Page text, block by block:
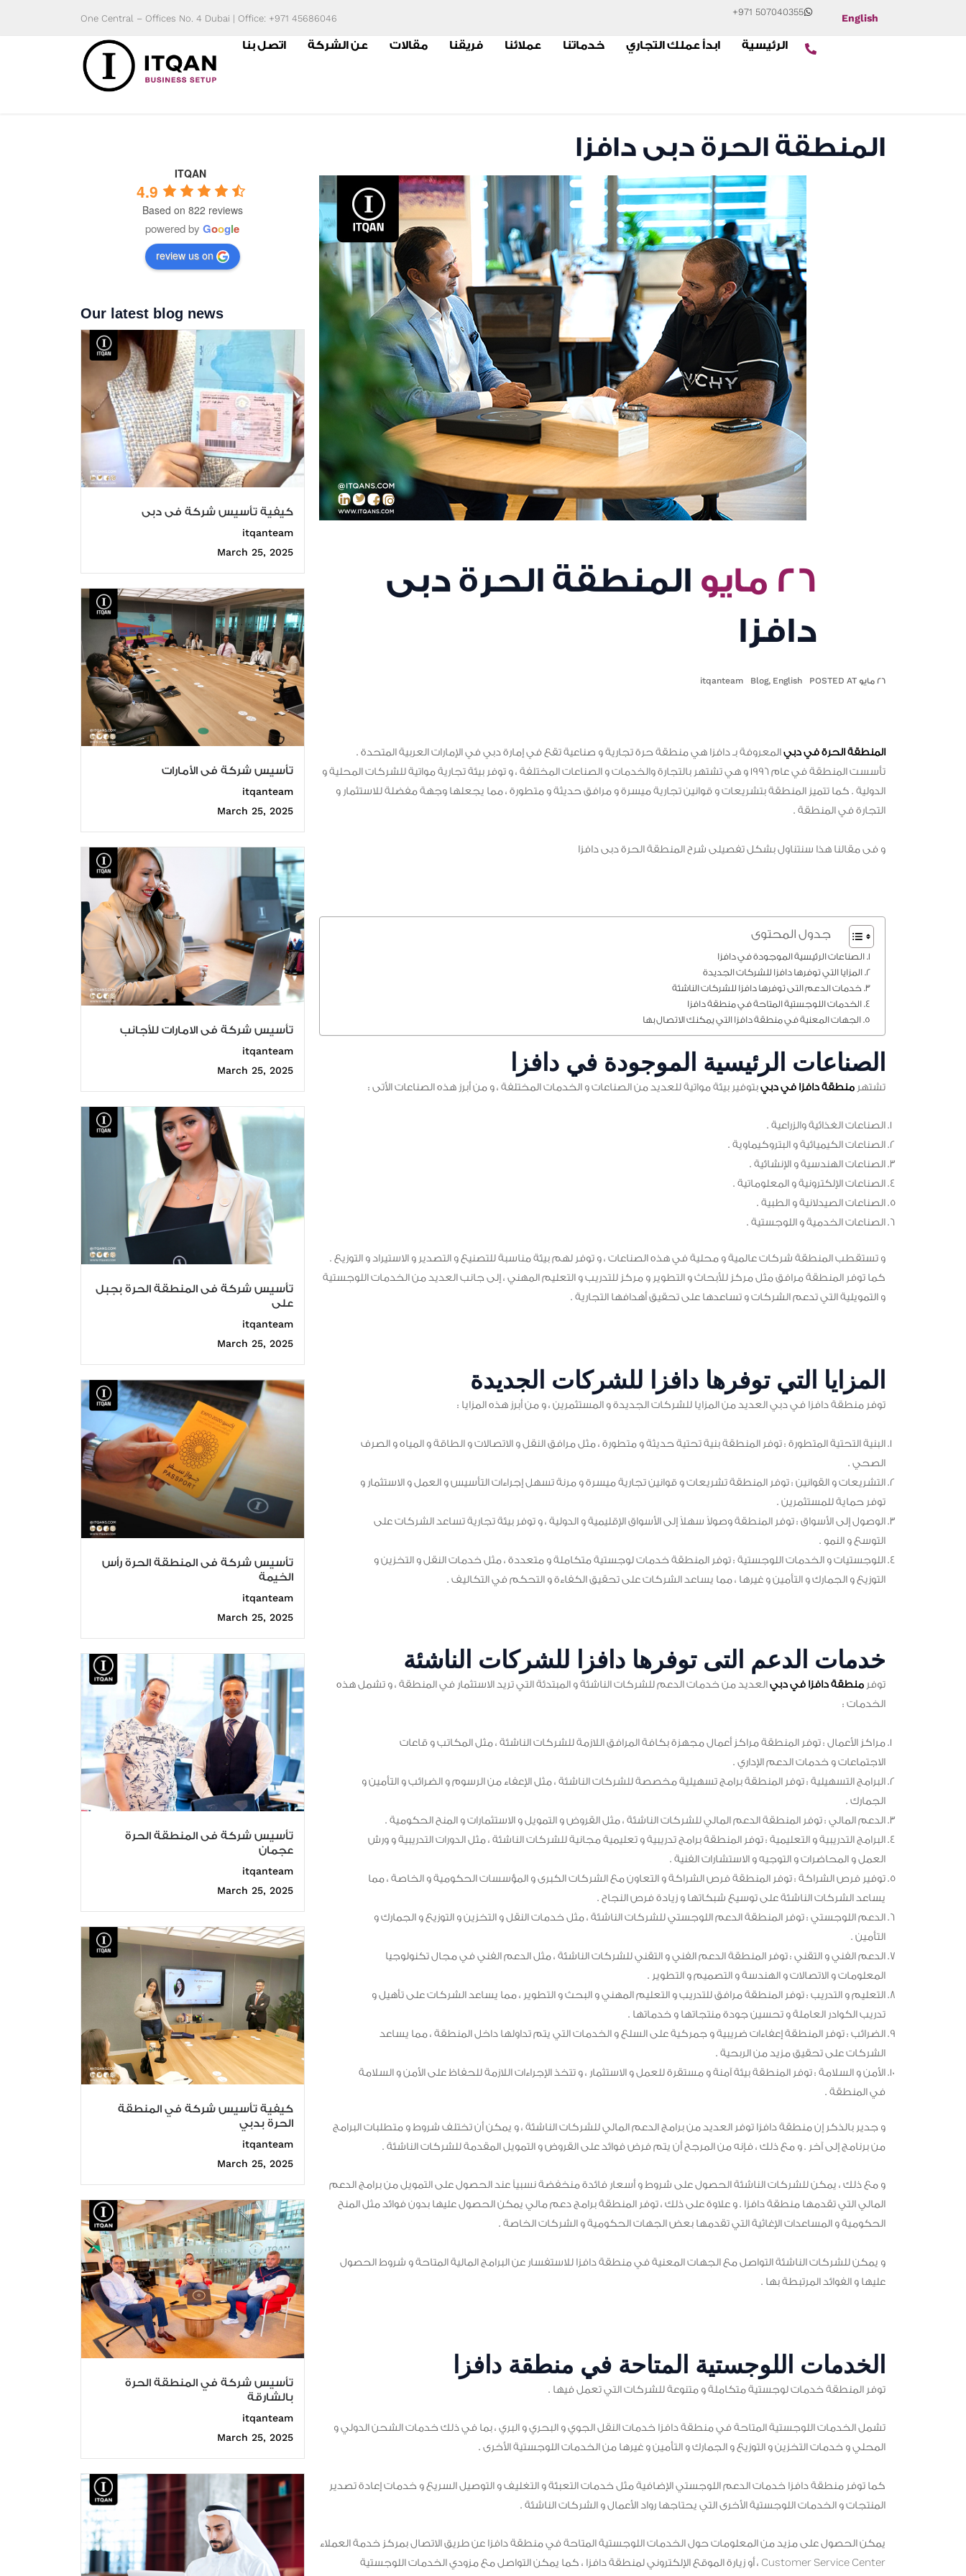
English
+971 507040355
One Central – Offices No. 4 Dubai | Office: +971 45686046
الرئيسية ابدأ عملك التجاري خدماتنا عملائنا فريقنا مقالات عن الشركة اتصل بنا
المنطقة الحرة دبى دافزا
٢٦ مايو
المنطقة الحرة دبى
دافزا
٢٦ مايو POSTED AT Blog, English
itqanteam
المنطقة الحرة في دبيالمعروفة بـ دافزا هي منطقة حرة تجارية و صناعية تقع في إمارة دبي في الإمارات العربية المتحدة .
تأسست المنطقة في عام 1996 و هي تشتهر بالتجارة والخدمات و الصناعات المختلفة ، و توفر بيئة تجارية مواتية للشركات المحلية و
الدولية . كما تتميز المنطقة بتشريعات و قوانين تجارية ميسرة و مرافق حديثة و متطورة ، مما يجعلها وجهة مفضلة للاستثمار و
التجارة في المنطقة .
و فى مقالنا هذا سنتناول بشكل تفصيلى شرح المنطقة الحرة دبى دافزا
جدول المحتوى
الصناعات الرئيسية الموجودة في دافزا
المزايا التي توفرها دافزا للشركات الجديدة
خدمات الدعم التى توفرها دافزا للشركات الناشئة
الخدمات اللوجستية المتاحة في منطقة دافزا
الجهات المعنية في منطقة دافزا التي يمكنك الاتصال بها
الصناعات الرئيسية الموجودة في دافزا
تشتهر منطقة دافزا في دبيبتوفير بيئة مواتية للعديد من الصناعات و الخدمات المختلفة ، و من أبرز هذه الصناعات الأتى :
الصناعات الغذائية والزراعية .
الصناعات الكيميائية و البتروكيماوية .
الصناعات الهندسية و الإنشائية .
الصناعات الإلكترونية و المعلوماتية .
الصناعات الصيدلانية و الطبية .
الصناعات الخدمية و اللوجستية .
و تستقطب المنطقة شركات عالمية و محلية في هذه الصناعات ، و توفر لهم بيئة مناسبة للتصنيع و التصدير و الاستيراد و التوزيع .
كما توفر المنطقة مرافق مثل مركز للأبحاث و التطوير و مركز للتدريب و التعليم المهني ، إلى جانب العديد من الخدمات اللوجستية
و التمويلية التي تدعم الشركات و تساعدها على تحقيق أهدافها التجارية .
المزايا التي توفرها دافزا للشركات الجديدة
توفر منطقة دافزا في دبي العديد من المزايا للشركات الجديدة و المستثمرين ، و من أبرز هذه المزايا :
البنية التحتية المتطورة : توفر المنطقة بنية تحتية حديثة و متطورة ، مثل مرافق النقل و الاتصالات و الطاقة و المياه و الصرف
الصحي .
التشريعات و القوانين : توفر المنطقة تشريعات و قوانين تجارية ميسرة و مرنة تسهل إجراءات التأسيس و العمل و الاستثمار و
توفر حماية للمستثمرين .
الوصول إلى الأسواق : توفر المنطقة وصولاً سهلاً إلى الأسواق الإقليمية و الدولية ، و توفر بيئة تجارية تساعد الشركات على
التوسع و النمو .
اللوجستيات و الخدمات اللوجستية : توفر المنطقة خدمات لوجستية متكاملة و متعددة ، مثل خدمات النقل و التخزين و
التوزيع و الجمارك و التأمين و غيرها ، مما يساعد الشركات على تحقيق الكفاءة و التحكم في التكاليف .
خدمات الدعم التى توفرها دافزا للشركات الناشئة
توفر منطقة دافزا في دبيالعديد من خدمات الدعم للشركات الناشئة و المبتدئة التي تريد الاستثمار في المنطقة ، و تشمل هذه
الخدمات :
مراكز الأعمال : توفر المنطقة مراكز أعمال مجهزة بكافة المرافق اللازمة للشركات الناشئة ، مثل المكاتب و قاعات
الاجتماعات و خدمات الدعم الإداري .
البرامج التسهيلية : توفر المنطقة برامج تسهيلية مخصصة للشركات الناشئة ، مثل الإعفاء من الرسوم و الضرائب و التأمين و
الجمارك .
الدعم المالي : توفر المنطقة الدعم المالي للشركات الناشئة ، مثل القروض و التمويل و الاستثمارات و المنح الحكومية .
البرامج التدريبية و التعليمية : توفر المنطقة برامج تدريبية و تعليمية مجانية للشركات الناشئة ، مثل الدورات التدريبية و ورش
العمل و المحاضرات و التوجيه و الاستشارات الفنية .
توفير فرص الشراكة : توفر المنطقة فرص الشراكة و التعاون مع الشركات الكبرى و المؤسسات الحكومية و الخاصة ، مما
يساعد الشركات الناشئة على توسيع شبكاتها و زيادة فرص النجاح .
الدعم اللوجستي : توفر المنطقة الدعم اللوجستي للشركات الناشئة ، مثل خدمات النقل و التخزين و التوزيع و الجمارك و
التأمين .
الدعم الفني و التقني : توفر المنطقة الدعم الفني و التقني للشركات الناشئة ، مثل الدعم الفني في مجال تكنولوجيا
المعلومات و الاتصالات و الهندسة و التصميم و التطوير .
التعليم و التدريب : توفر المنطقة مرافق للتدريب و التعليم المهني و البحث و التطوير ، مما يساعد الشركات على تأهيل و
تدريب الكوادر العاملة و تحسين جودة منتجاتها و خدماتها .
الضرائب : توفر المنطقة إعفاءات ضريبية و جمركية على السلع و الخدمات التي يتم تداولها داخل المنطقة ، مما يساعد
الشركات على تحقيق مزيد من الربحية .
الأمن و السلامة : توفر المنطقة بيئة آمنة و مستقرة للعمل و الاستثمار ، و تتخذ الإجراءات اللازمة للحفاظ على الأمن و السلامة
في المنطقة .
و جدير بالذكر إن منطقة دافزا توفر العديد من برامج الدعم المالي للشركات الناشئة ، و يمكن أن تختلف شروط و متطلبات البرامج
من برنامج إلى آخر . و مع ذلك ، فإنه من المرجح أن يتم فرض فوائد على القروض و التمويل المقدمة للشركات الناشئة .
و مع ذلك ، يمكن للشركات الناشئة الحصول على شروط و أسعار فائدة منخفضة نسبياً عند الحصول على التمويل من برامج الدعم
المالي التي تقدمها منطقة دافزا . و علاوة على ذلك ، توفر المنطقة برامج دعم مالي يمكن الحصول عليها بدون فوائد مثل المنح
الحكومية و المساعدات الإغاثية التي تقدمها بعض الجهات الحكومية و الشركات الخاصة .
و يمكن للشركات الناشئة التواصل مع الجهات المعنية في منطقة دافزا للاستفسار عن البرامج المالية المتاحة و شروط الحصول
عليها و الفوائد المرتبطة بها .
الخدمات اللوجستية المتاحة في منطقة دافزا
توفر المنطقة خدمات لوجستية متكاملة و متنوعة للشركات التي تعمل فيها .
تشمل الخدمات اللوجستية المتاحة في منطقة دافزا خدمات النقل الجوي و البحري و البري ، بما في ذلك خدمات الشحن الدولي و
المحلي و خدمات التخزين و التوزيع و الجمارك و التأمين و غيرها من الخدمات اللوجستية الأخرى .
كما توفر منطقة دافزا خدمات الدعم اللوجستي الإضافية مثل خدمات التعبئة و التغليف و التوصيل السريع و خدمات إعادة تصدير
المنتجات و الخدمات اللوجستية الأخرى التي يحتاجها رواد الأعمال و الشركات الناشئة .
يمكن الحصول على مزيد من المعلومات حول الخدمات اللوجستية المتاحة في منطقة دافزا عن طريق الاتصال بمركز خدمة العملاء
Customer Service Center ، أو زيارة الموقع الإلكتروني لمنطقة دافزا ، كما يمكن التواصل مع مزودي الخدمات اللوجستية
ITQAN
4.9
Based on 822 reviews
powered by Google
review us on
Our latest blog news
كيفية تأسيس شركة فى دبى
itqanteam
March 25, 2025
تأسيس شركة فى الأمارات
itqanteam
March 25, 2025
تأسيس شركة فى الامارات للأجانب
itqanteam
March 25, 2025
تأسيس شركة فى المنطقة الحرة بجبل
على
itqanteam
March 25, 2025
تأسيس شركة فى المنطقة الحرة رأس
الخيمة
itqanteam
March 25, 2025
تأسيس شركة فى المنطقة الحرة
عجمان
itqanteam
March 25, 2025
كيفية تأسيس شركة في المنطقة
الحرة بدبي
itqanteam
March 25, 2025
تأسيس شركة في المنطقة الحرة
بالشارقة
itqanteam
March 25, 2025